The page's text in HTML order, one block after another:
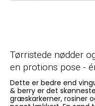
Tørristede nødder
en protions pose -
Dette er bedre end
& berry er det
græskarkerner, rosiner